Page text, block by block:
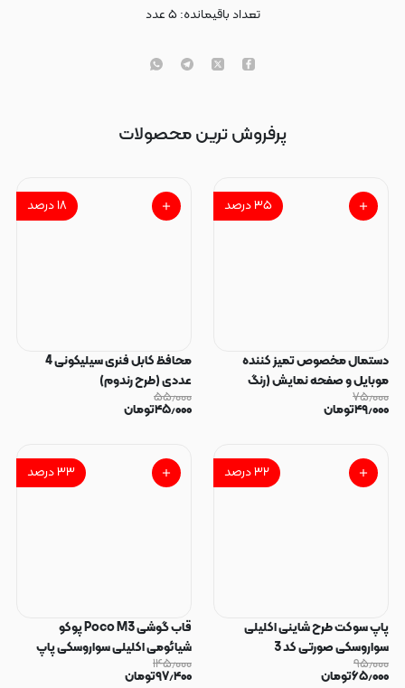
تعداد باقیمانده: ۵عدد
پرفروش ترین محصولات
۳۵درصد
دستمال مخصوص تمیز کننده
موبایل و صفحه نمایش (رنگ
رندوم)
۷۵٫۰۰۰
۴۹٫۰۰۰تومان
۱۸درصد
محافظ کابل فنری سیلیکونی 4
عددی (طرح رندوم)
۵۵٫۰۰۰
۴۵٫۰۰۰تومان
۳۲درصد
پاپ سوکت طرح شاینی اکلیلی
سواروسکی صورتی کد 3
۹۵٫۰۰۰
۶۵٫۰۰۰تومان
۳۳درصد
قاب گوشی Poco M3 پوکو
شیائومی اکلیلی سواروسکی پاپ
سوکت دار محافظ لنز دار صورتی کد
۱۴۵٫۰۰۰
۹۷٫۴۰۰تومان